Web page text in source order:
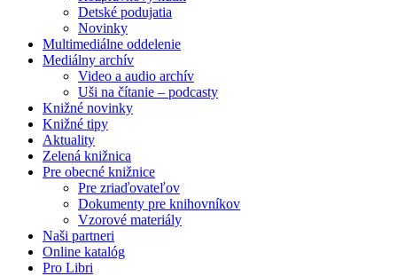
Detské podujatia
Novinky
Multimediálne oddelenie
Mediálny archív
Video a audio archív
Uši na čítanie – podcasty
Knižné novinky
Knižné tipy
Aktuality
Zelená knižnica
Pre obecné knižnice
Pre zriaďovateľov
Dokumenty pre knihovníkov
Vzorové materiály
Naši partneri
Online katalóg
Pro Libri